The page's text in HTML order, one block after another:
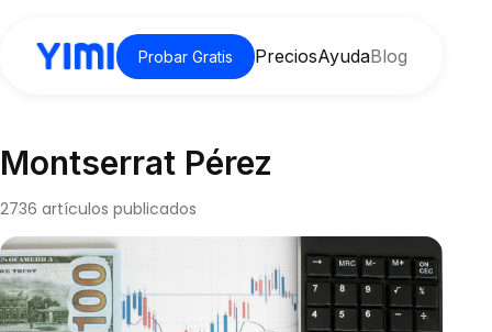
Probar Gratis PreciosAyudaBlog
Montserrat Pérez
2736 artículos publicados